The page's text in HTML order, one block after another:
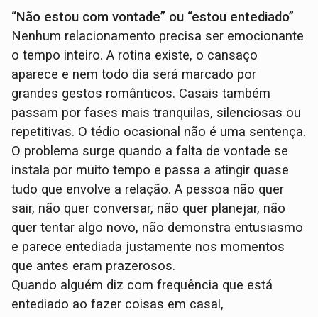
“Não estou com vontade” ou “estou entediado”
Nenhum relacionamento precisa ser emocionante
o tempo inteiro. A rotina existe, o cansaço
aparece e nem todo dia será marcado por
grandes gestos românticos. Casais também
passam por fases mais tranquilas, silenciosas ou
repetitivas. O tédio ocasional não é uma sentença.
O problema surge quando a falta de vontade se
instala por muito tempo e passa a atingir quase
tudo que envolve a relação. A pessoa não quer
sair, não quer conversar, não quer planejar, não
quer tentar algo novo, não demonstra entusiasmo
e parece entediada justamente nos momentos
que antes eram prazerosos.
Quando alguém diz com frequência que está
entediado ao fazer coisas em casal,